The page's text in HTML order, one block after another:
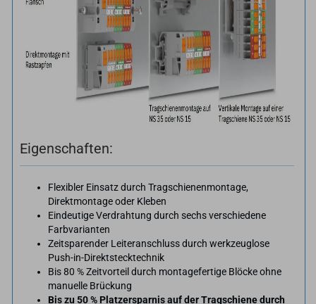
Eigenschaften:
Flexibler Einsatz durch Tragschienenmontage,
Direktmontage oder Kleben
Eindeutige Verdrahtung durch sechs verschiedene
Farbvarianten
Zeitsparender Leiteranschluss durch werkzeuglose
Push-in-Direktstecktechnik
Bis 80 % Zeitvorteil durch montagefertige Blöcke ohne
manuelle Brückung
Bis zu 50 % Platzersparnis auf der Tragschiene durch